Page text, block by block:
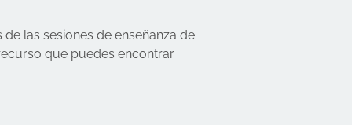
las sesiones de enseñanza de
que puedes encontrar